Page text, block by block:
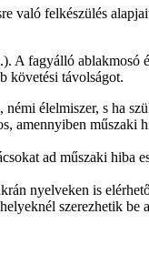
való felkészülés
A fagyálló ablakmosó
követési távolságot.
élelmiszer, s ha
amennyiben műszaki
ad műszaki hiba
nyelveken is
szerezhetik be